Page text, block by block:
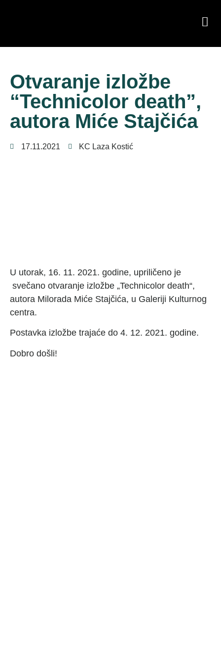
Otvaranje izložbe
“Technicolor death”,
autora Miće Stajčića
17.11.2021 KC Laza Kostić
U utorak, 16. 11. 2021. godine, upriličeno je
svečano otvaranje izložbe „Technicolor death“,
autora Milorada Miće Stajčića, u Galeriji Kulturnog
centra.
Postavka izložbe trajaće do 4. 12. 2021. godine.
Dobro došli!